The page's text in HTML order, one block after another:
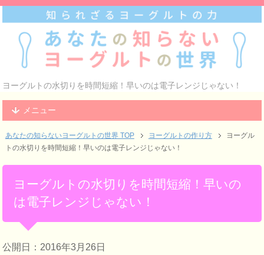
ヨーグルトの水切りを時間短縮！早いのは電子レンジじゃない！
メニュー
あなたの知らないヨーグルトの世界 TOP ヨーグルトの作り方
ヨーグル
トの水切りを時間短縮！早いのは電子レンジじゃない！
ヨーグルトの水切りを時間短縮！早いの
は電子レンジじゃない！
公開日：2016年3月26日